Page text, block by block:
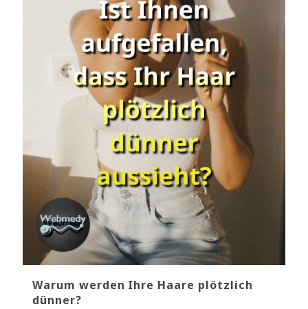
Warum werden Ihre Haare plötzlich
dünner?